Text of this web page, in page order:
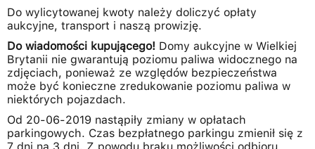
Do wylicytowanej kwoty należy doliczyć opłaty
aukcyjne, transport i naszą prowizję.
Do wiadomości kupującego! Domy aukcyjne w Wielkiej
Brytanii nie gwarantują poziomu paliwa widocznego na
zdjęciach, ponieważ ze względów bezpieczeństwa
może być konieczne zredukowanie poziomu paliwa w
niektórych pojazdach.
Od 20-06-2019 nastąpiły zmiany w opłatach
parkingowych. Czas bezpłatnego parkingu zmienił się z